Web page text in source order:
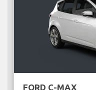
FORD C-MAX